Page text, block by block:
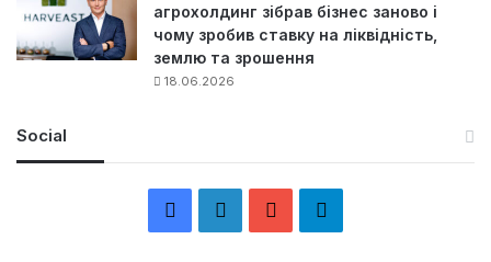
агрохолдинг зібрав бізнес заново і
чому зробив ставку на ліквідність,
землю та зрошення
18.06.2026
Social